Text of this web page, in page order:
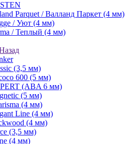
Parquet / Валланд Паркет (4 мм)
/ Уют (4 мм)
/ Теплый (4 мм)
(3,5 мм)
600 (5 мм)
(ABA 6 мм)
(5 мм)
(4 мм)
Line (4 мм)
(4 мм)
(3,5 мм)
(4 мм)